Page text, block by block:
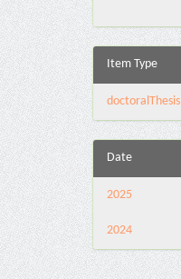
Item Type
doctoralThesis
Date
2025
2024